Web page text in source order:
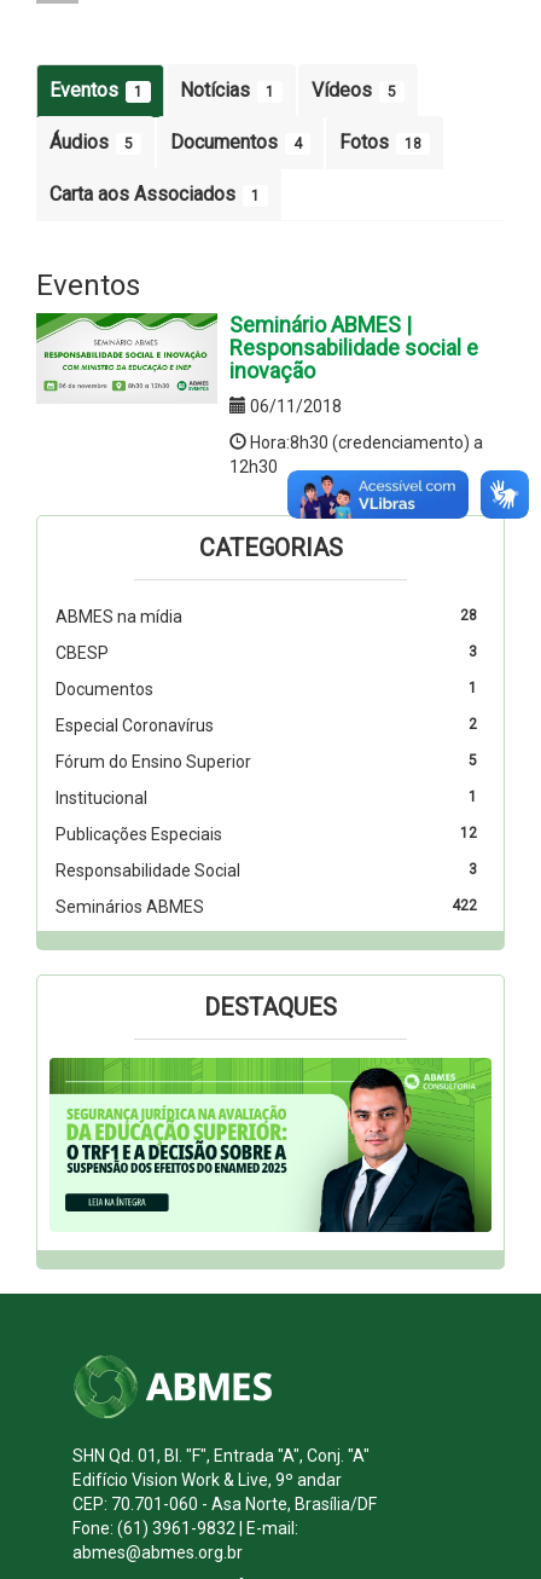
Eventos 1 Notícias 1 Vídeos 5
Áudios 5 Documentos 4 Fotos 18
Carta aos Associados 1
Eventos
Seminário ABMES |
Responsabilidade social e
inovação
06/11/2018
Hora:8h30 (credenciamento) a
12h30
CATEGORIAS
28
ABMES na mídia
3
CBESP
1
Documentos
2
Especial Coronavírus
5
Fórum do Ensino Superior
1
Institucional
12
Publicações Especiais
3
Responsabilidade Social
422
Seminários ABMES
DESTAQUES
SHN Qd. 01, Bl. "F", Entrada "A", Conj. "A"
Edifício Vision Work & Live, 9º andar
CEP: 70.701-060 - Asa Norte, Brasília/DF
Fone: (61) 3961-9832 | E-mail:
abmes@abmes.org.br